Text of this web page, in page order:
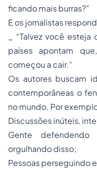
ficando mais burras?”
E os jornalistas
_ “Talvez você
países apontam
começou a cair.”
Os autores buscam
contemporâneas o
no mundo. Por
Discussões inúteis,
Gente
orgulhando disso;
Pessoas perseguindo